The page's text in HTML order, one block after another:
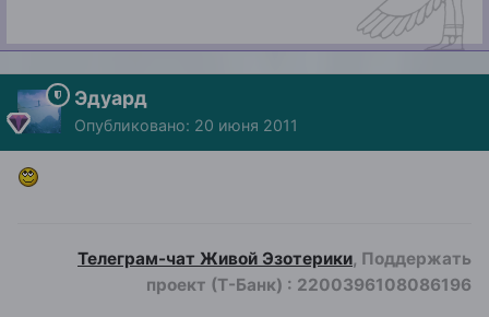
Эдуард
Опубликовано: 20 июня 2011
Телеграм-чат Живой Эзотерики, Поддержать
проект (Т-Банк) : 2200396108086196